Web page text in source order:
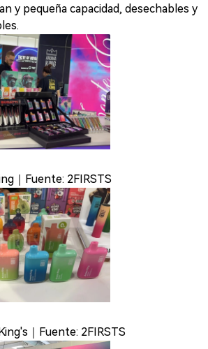
y pequeña capacidad, desechables y
｜Fuente: 2FIRSTS
｜Fuente: 2FIRSTS